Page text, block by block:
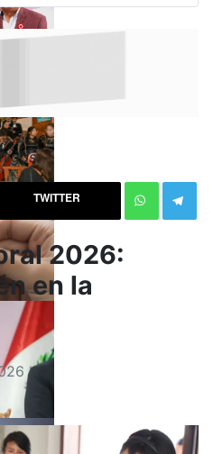
TWITTER
2026:
en la